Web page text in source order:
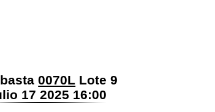
0070L Lote 9
17 2025 16:00